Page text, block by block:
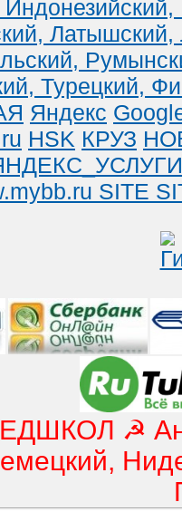
Индонезийский,
Латышский,
Турецкий,
Яндекс
HSK КРУЗ
SITE
☭